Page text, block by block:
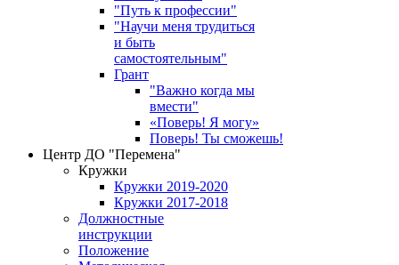
"Путь к профессии"
"Научи меня трудиться
и быть
самостоятельным"
Грант
"Важно когда мы
вмести"
«Поверь! Я могу»
Поверь! Ты сможешь!
Центр ДО "Перемена"
Кружки
Кружки 2019-2020
Кружки 2017-2018
Должностные
инструкции
Положение